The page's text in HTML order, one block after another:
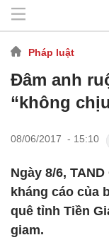
Pháp luật
Đâm anh
“không
08/06/2017 - 15:10
Ngày 8/6,
kháng cáo của
quê tỉnh Tiền
giam.